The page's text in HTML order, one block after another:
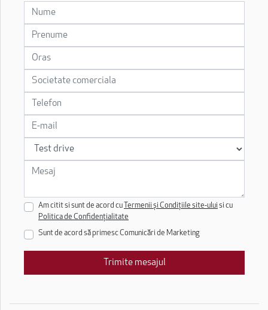
Am citit si sunt de acord cu Termenii și Condițiile site-uluisi cu
Politica de Confidențialitate
Sunt de acord să primesc Comunicări de Marketing
Trimite mesajul